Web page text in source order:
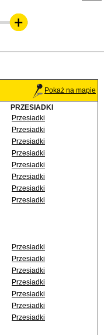
Pokaż na mapie
PRZESIADKI
Przesiadki
Przesiadki
Przesiadki
Przesiadki
Przesiadki
Przesiadki
Przesiadki
Przesiadki
Przesiadki
Przesiadki
Przesiadki
Przesiadki
Przesiadki
Przesiadki
Przesiadki